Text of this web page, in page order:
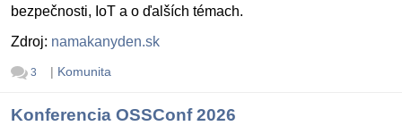
bezpečnosti, IoT a o ďalších témach.
Zdroj: namakanyden.sk
3 | Komunita
Konferencia OSSConf 2026